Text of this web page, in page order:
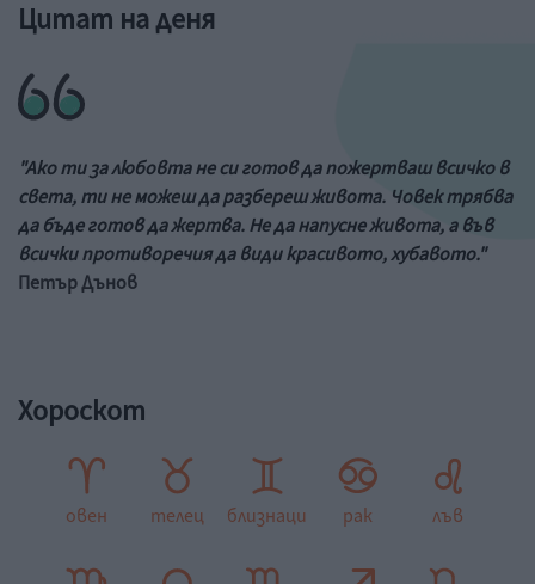
Цитат на деня
"Ако ти за любовта не си готов да пожертваш всичко в
света, ти не можеш да разбереш живота. Човек трябва
да бъде готов да жертва. Не да напусне живота, а във
всички противоречия да види красивото, хубавото."
Петър Дънов
Хороскот
овен телец близнаци рак лъв